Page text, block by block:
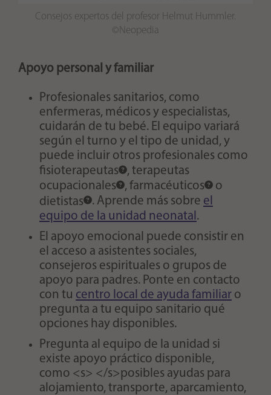
Consejos expertos del profesor Helmut Hummler.
©Neopedia
Apoyo personal y familiar
Profesionales sanitarios, como
enfermeras, médicos y especialistas,
cuidarán de tu bebé. El equipo variará
según el turno y el tipo de unidad, y
puede incluir otros profesionales como
fisioterapeutas
,terapeutas
ocupacionales
,farmacéuticos
o
dietistas
. Aprende más sobre el
equipo de la unidad neonatal .
El apoyo emocional puede consistir en
el acceso a asistentes sociales,
consejeros espirituales o grupos de
apoyo para padres. Ponte en contacto
con tu centro local de ayuda familiar o
pregunta a tu equipo sanitario qué
opciones hay disponibles.
Pregunta al equipo de la unidad si
existe apoyo práctico disponible,
como <s> </s>posibles ayudas para
alojamiento, transporte, aparcamiento,